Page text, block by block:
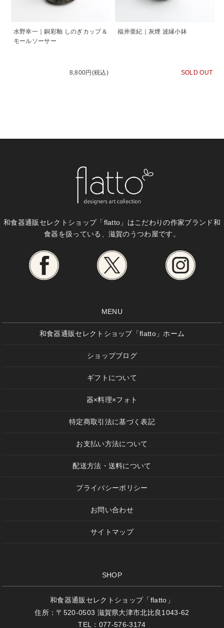
水野幸一｜銅彩釉 しのぎカップ＆
モールソーサー
8,800円(税込)
福井亜紀｜灰煙 波縁小鉢
SOLD OUT
和食器通販セレクトショップ「flatto」はこだわりの作家ブランド和
食器を扱っている、滋賀のうつわ屋です。
MENU
和食器通販セレクトショップ「flatto」ホーム
ショップブログ
ギフトについて
器×料理×フォト
特定商取引法に基づく表記
お支払い方法について
配送方法・送料について
プライバシーポリシー
お問い合わせ
サイトマップ
SHOP
和食器通販セレクトショップ「flatto」
住所：〒520-0503 滋賀県大津市北比良1043-62
TEL：077-576-3174